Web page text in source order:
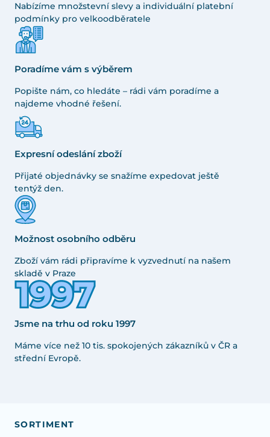
Nabízíme množstevní slevy a individuální platební
podmínky pro velkoodběratele
Poradíme vám s výběrem
Popište nám, co hledáte – rádi vám poradíme a
najdeme vhodné řešení.
Expresní odeslání zboží
Přijaté objednávky se snažíme expedovat ještě
tentýž den.
Možnost osobního odběru
Zboží vám rádi připravíme k vyzvednutí na našem
skladě v Praze
Jsme na trhu od roku 1997
Máme více než 10 tis. spokojených zákazníků v ČR a
střední Evropě.
SORTIMENT